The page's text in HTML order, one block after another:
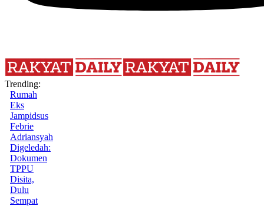
Trending:
Rumah
Eks
Jampidsus
Febrie
Adriansyah
Digeledah:
Dokumen
TPPU
Disita,
Dulu
Sempat